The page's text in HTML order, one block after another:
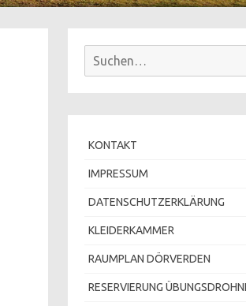
Suchen
KONTAKT
IMPRESSUM
DATENSCHUTZERKLÄRUNG
KLEIDERKAMMER
RAUMPLAN DÖRVERDEN
RESERVIERUNG